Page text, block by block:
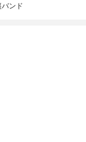
ンド